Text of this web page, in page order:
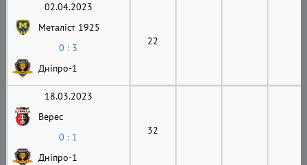
02.04.2023
Металіст 1925
0 : 3
Дніпро-1
22
18.03.2023
Верес
0 : 1
Дніпро-1
32